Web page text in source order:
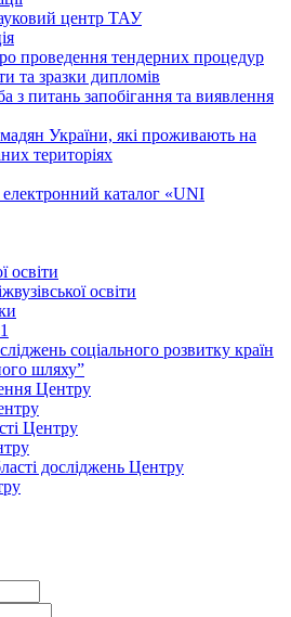
центр ТАУ
проведення тендерних процедур
та зразки дипломів
з питань запобігання та виявлення
України, які проживають на
територіях
електронний каталог «UNI
освіти
освіти
соціального розвитку країн
шляху”
Центру
Центру
досліджень Центру